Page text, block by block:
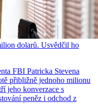
dolarů. Usvědčil ho
FBI Patricka Stevena
přibližně jednoho milionu
jeho konverzace s
peněz i odchod z